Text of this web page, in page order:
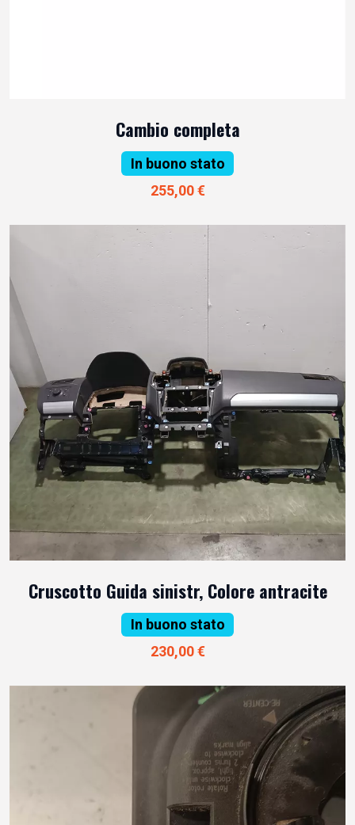
Cambio completa
In buono stato
255,00 €
Cruscotto Guida sinistr, Colore antracite
In buono stato
230,00 €